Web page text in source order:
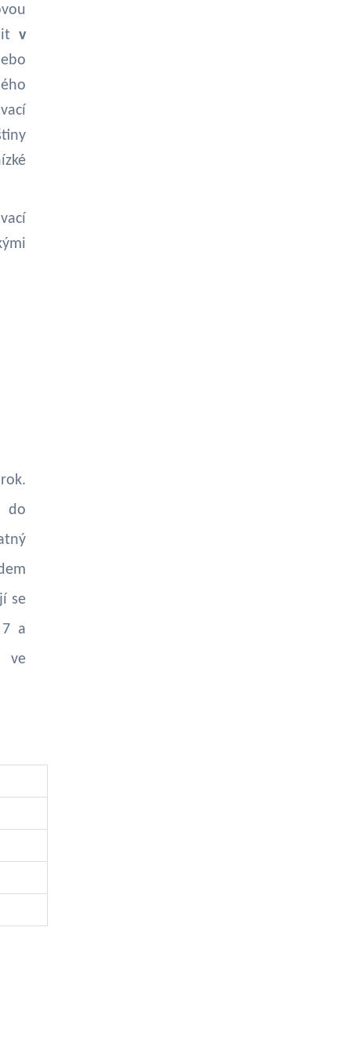
v
do
se
a
ve